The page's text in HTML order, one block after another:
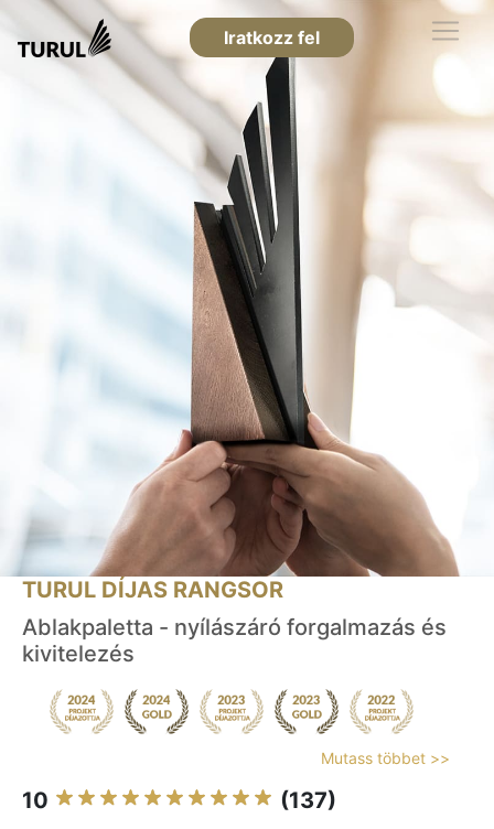
Iratkozz fel
TURUL DÍJAS RANGSOR
Ablakpaletta - nyílászáró forgalmazás és
kivitelezés
Mutass többet >>
10 (137)